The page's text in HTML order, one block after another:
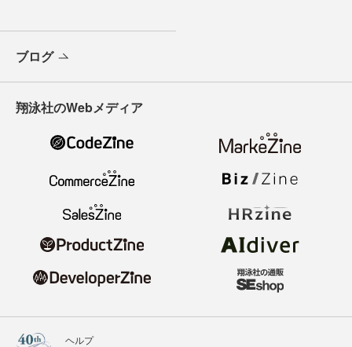
ブログ
翔泳社のWebメディア
ヘルプ